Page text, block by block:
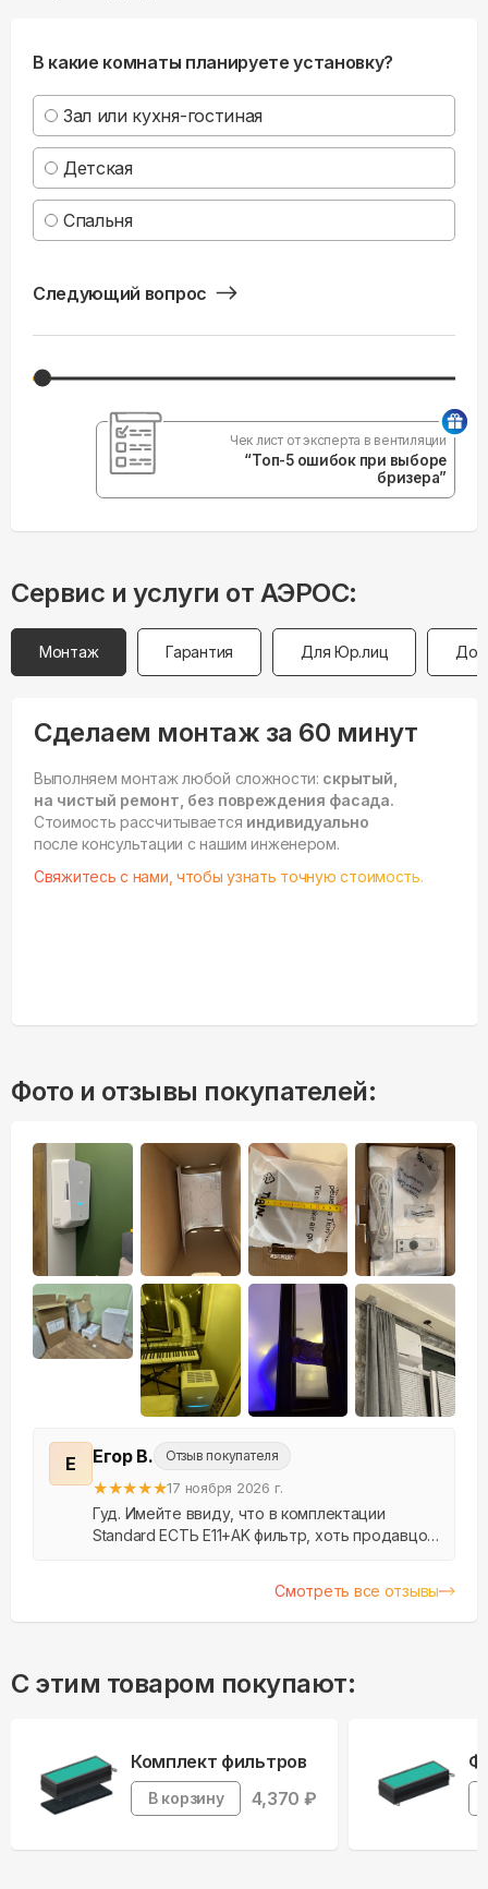
В какие комнаты планируете установку?
Зал или кухня-гостиная
Детская
Спальня
Следующий вопрос
Чек лист от эксперта в вентиляции
“Топ-5 ошибок при выборе
бризера”
Сервис и услуги от АЭРОС:
Монтаж Гарантия Для Юр.лиц
Сделаем монтаж за 60 минут
Выполняем монтаж любой сложности: скрытый,
на чистый ремонт, без повреждения фасада.
Стоимость рассчитывается индивидуально
после консультации с нашим инженером.
Свяжитесь с нами, чтобы узнать точную стоимость.
Фото и отзывы покупателей:
Е Егор В. Отзыв покупателя
★★★★★17 ноября 2026 г.
Гуд. Имейте ввиду, что в комплектации
Standard ЕСТЬ E11+AK фильтр, хоть продавцом
Смотреть все отзывы
С этим товаром покупают:
Комплект фильтров
В корзину 4,370 ₽